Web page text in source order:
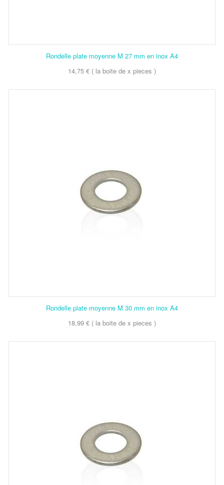
Rondelle plate moyenne M 27 mm en inox A4
14,75 € ( la boite de x pieces )
Rondelle plate moyenne M 30 mm en inox A4
18,99 € ( la boite de x pieces )